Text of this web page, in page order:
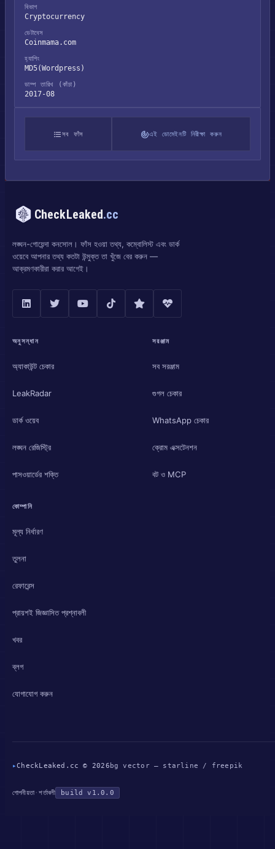
বিভাগ
Cryptocurrency
ডেটাবেস
Coinmama.com
হ্যাশিং
MD5(Wordpress)
ডাম্প তারিখ (কাঁচা)
2017-08
সব ফাঁস এই ডোমেইনটি নিরীক্ষা করুন
CheckLeaked.cc
লঙ্ঘন-গোয়েন্দা কনসোল। ফাঁস হওয়া তথ্য, কম্বোলিস্ট এবং ডার্ক
ওয়েবে আপনার তথ্য কতটা উন্মুক্ত তা খুঁজে বের করুন —
আক্রমণকারীরা করার আগেই।
অনুসন্ধান
অ্যাকাউন্ট চেকার
LeakRadar
ডার্ক ওয়েব
লঙ্ঘন রেজিস্ট্রি
পাসওয়ার্ডের শক্তি
সরঞ্জাম
সব সরঞ্জাম
গুগল চেকার
WhatsApp চেকার
ক্রোম এক্সটেনশন
বট ও MCP
কোম্পানি
মূল্য নির্ধারণ
তুলনা
রেফারেন্স
প্রায়শই জিজ্ঞাসিত প্রশ্নাবলী
খবর
ব্লগ
যোগাযোগ করুন
▸CheckLeaked.cc © 2026 bg vector — starline / freepik
গোপনীয়তা ·শর্তাবলী build v1.0.0